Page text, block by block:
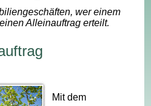
wer einem
Alleinauftrag erteilt.
Mit dem